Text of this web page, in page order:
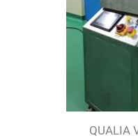
QUALIA